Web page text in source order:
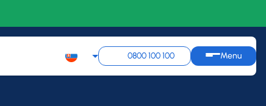
0800 100 100 Menu